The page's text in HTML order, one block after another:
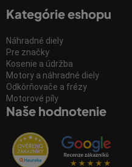
Kategórie eshopu
Náhradné diely
Pre značky
Kosenie a údržba
Motory a náhradné diely
Odkôrňovače a frézy
Motorové píly
Naše hodnotenie